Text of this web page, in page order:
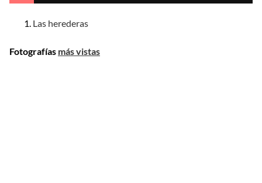
Las herederas
Fotografías más vistas